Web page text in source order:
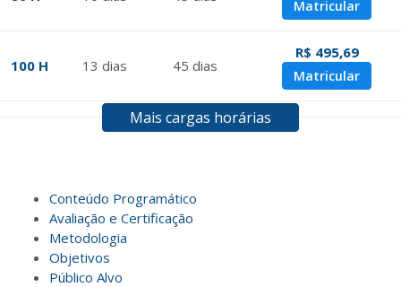
Matricular
100 H 13 dias 45 dias
R$ 495,69
Matricular
dias 60dias
140 H 18dias 60dias
160 H 20dias
Mais cargas horárias
Conteúdo Programático
Avaliação e Certificação
Metodologia
Objetivos
Público Alvo